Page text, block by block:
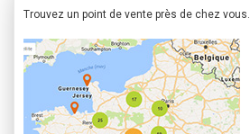
Trouvez un point de vente près de chez vous.